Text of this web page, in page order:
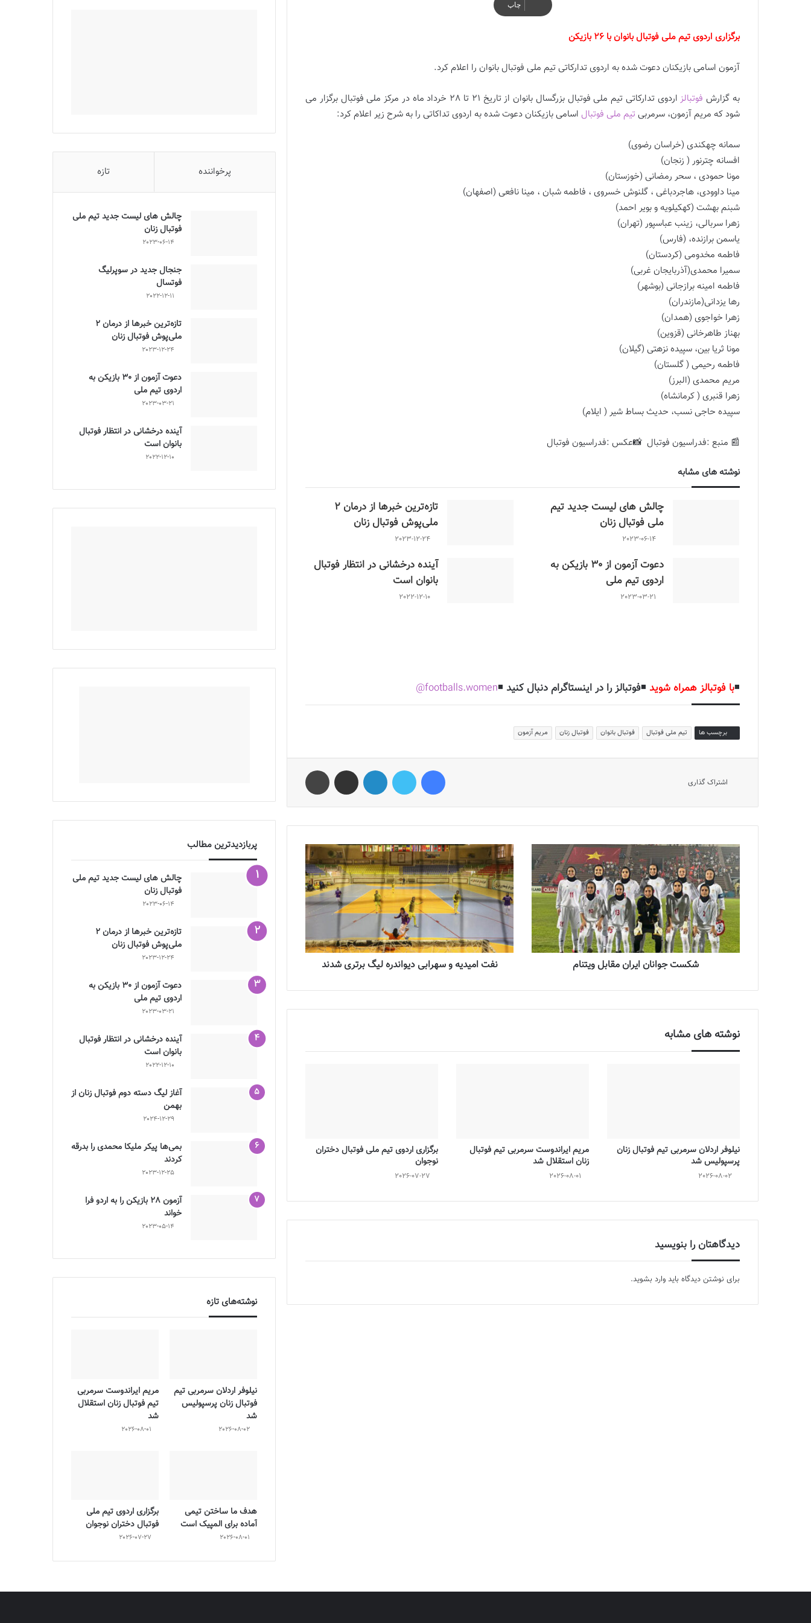
چاپ
برگزاری اردوی تیم ملی فوتبال بانوان با 26 بازیکن
آزمون اسامی بازیکنان دعوت شده به اردوی تدارکاتی تیم ملی فوتبال بانوان را اعلام کرد.
به گزارش فوتبالز
اردوی تدارکاتی تیم ملی فوتبال بزرگسال بانوان از تاریخ 21 تا 28 خرداد ماه در مرکز ملی فوتبال برگزار می
شود که مریم آزمون، سرمربیتیم ملی فوتبال اسامی بازیکنان دعوت شده به اردوی تداکاتی را به شرح زیر اعلام کرد:
سمانه چهکندی (خراسان رضوی)
افسانه چترنور ( زنجان)
مونا حمودی ، سحر رمضانی (خوزستان)
مینا داوودی، هاجردباغی ، گلنوش خسروی ، فاطمه شبان ، مینا نافعی (اصفهان)
شبنم بهشت (کهکیلویه و بویر احمد)
زهرا سربالی، زینب عباسپور (تهران)
یاسمن برازنده، (فارس)
فاطمه مخدومی (کردستان)
سمیرا محمدی(آذربایجان غربی)
فاطمه امینه برازجانی (بوشهر)
رها یزدانی(مازندران)
زهرا خواجوی (همدان)
بهناز طاهرخانی (قزوین)
مونا ثریا بین، سپیده نزهتی (گیلان)
فاطمه رحیمی ( گلستان)
مریم محمدی (البرز)
زهرا قنبری ( کرمانشاه)
سپیده حاجی نسب، حدیث بساط شیر ( ایلام)
📰 منبع :فدراسیون فوتبال 📸عکس :فدراسیون فوتبال
نوشته های مشابه
چالش هاى ليست جدید تيم
ملى فوتبال زنان
2023-06-14
تازه‌ترین خبرها از درمان ۲
ملی‌پوش فوتبال زنان
2023-12-24
دعوت آزمون از 30 بازیکن به
اردوی تیم ملی
2023-03-21
آینده درخشانی در انتظار فوتبال
بانوان است
2022-12-10
◾️با فوتبالز همراه شوید ◾️فوتبالز را در اینستاگرام دنبال کنید ◾️
footballs.women@
برچسب ها تیم ملی فوتبال فوتبال بانوان فوتبال زنان مریم آزمون
اشتراک گذاری
شکست جوانان ایران مقابل ویتنام نفت امیدیه و سهرابی دیواندره لیگ برتری شدند
نوشته های مشابه
نیلوفر اردلان سرمربی تیم فوتبال زنان
پرسپولیس شد
2026-08-02
مریم ایراندوست سرمربی تیم فوتبال
زنان استقلال شد
2026-08-01
برگزاری اردوی تیم ملی فوتبال دختران
نوجوان
2026-07-27
دیدگاهتان را بنویسید
برای نوشتن دیدگاه باید وارد بشوید.
پرخواننده تازه
چالش هاى ليست جدید تيم ملى
فوتبال زنان
2023-06-14
جنجال جدید در سوپرلیگ
فوتسال
2022-12-11
تازه‌ترین خبرها از درمان ۲
ملی‌پوش فوتبال زنان
2023-12-24
دعوت آزمون از 30 بازیکن به
اردوی تیم ملی
2023-03-21
آینده درخشانی در انتظار فوتبال
بانوان است
2022-12-10
پربازدیدترین مطالب
چالش هاى ليست جدید تيم ملى
فوتبال زنان
2023-06-14
تازه‌ترین خبرها از درمان ۲
ملی‌پوش فوتبال زنان
2023-12-24
دعوت آزمون از 30 بازیکن به
اردوی تیم ملی
2023-03-21
آینده درخشانی در انتظار فوتبال
بانوان است
2022-12-10
آغاز لیگ دسته دوم فوتبال زنان از
بهمن
2024-12-29
بمی‌ها پیکر ملیکا محمدی را بدرقه
کردند
2023-12-25
آزمون 28 بازیکن را به اردو فرا
خواند
2023-05-14
نوشته‌های تازه
نیلوفر اردلان سرمربی تیم
فوتبال زنان پرسپولیس
شد
2026-08-02
مریم ایراندوست سرمربی
تیم فوتبال زنان استقلال
شد
2026-08-01
هدف ما ساختن تیمی
آماده برای المپیک است
2026-08-01
برگزاری اردوی تیم ملی
فوتبال دختران نوجوان
2026-07-27